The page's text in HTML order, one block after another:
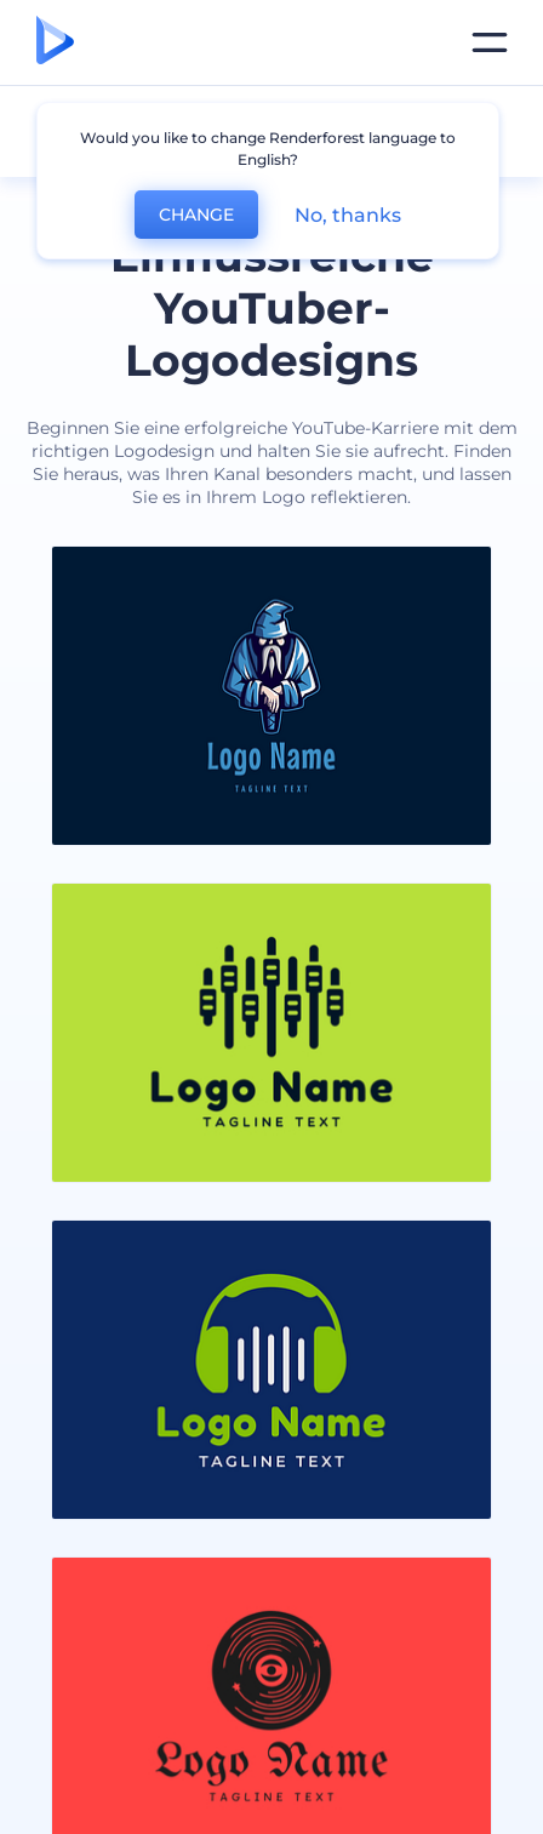
Einflussreiche
YouTuber-
Logodesigns
Beginnen Sie eine erfolgreiche YouTube-Karriere mit dem
richtigen Logodesign und halten Sie sie aufrecht. Finden
Sie heraus, was Ihren Kanal besonders macht, und lassen
Sie es in Ihrem Logo reflektieren.
Youtuber
Would you like to change Renderforest language to
English?
CHANGE No, thanks